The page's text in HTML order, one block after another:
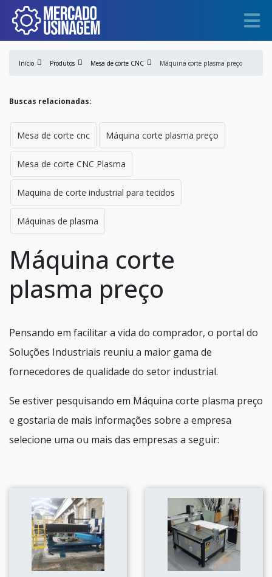
Início Produtos Mesa de corte CNC Máquina corte plasma preço
Buscas relacionadas:
Mesa de corte cnc Máquina corte plasma preço
Mesa de corte CNC Plasma
Maquina de corte industrial para tecidos
Máquinas de plasma
Máquina corte
plasma preço
Pensando em facilitar a vida do comprador, o portal do
Soluções Industriais reuniu a maior gama de
fornecedores de qualidade do setor industrial.
Se estiver pesquisando em Máquina corte plasma preço
e gostaria de mais informações sobre a empresa
selecione uma ou mais das empresas a seguir: